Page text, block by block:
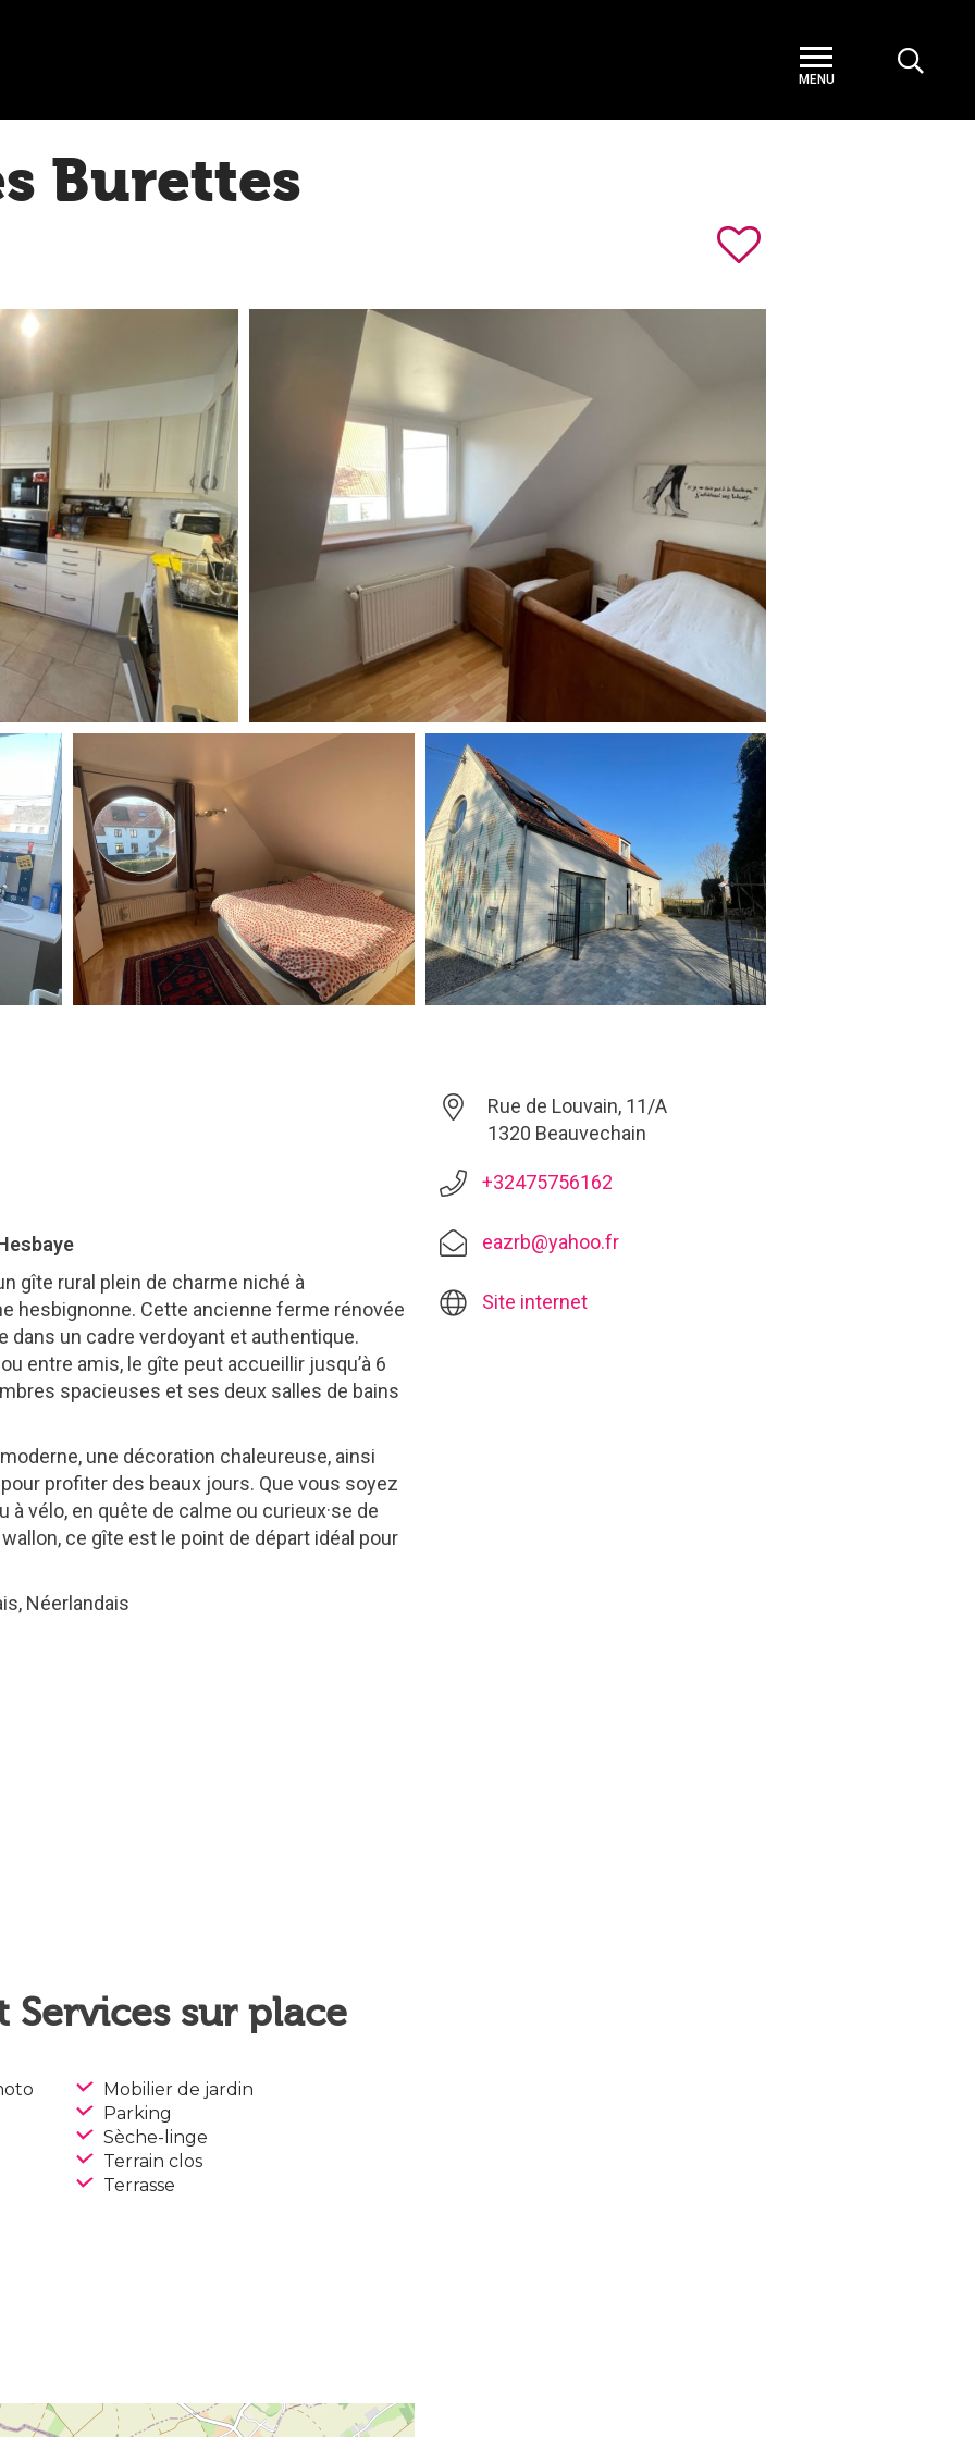
Burettes
gîte rural plein de charme niché à
hesbignonne. Cette ancienne ferme rénovée
dans un cadre verdoyant et authentique.
entre amis, le gîte peut accueillir jusqu’à 6
spacieuses et ses deux salles de bains
une décoration chaleureuse, ainsi
profiter des beaux jours. Que vous soyez
à vélo, en quête de calme ou curieux·se de
ce gîte est le point de départ idéal pour
Néerlandais
sur place
Mobilier de jardin
Parking
Sèche-linge
Terrain clos
Terrasse
Rue de Louvain, 11/A
1320 Beauvechain
+32475756162
eazrb@yahoo.fr
Site internet